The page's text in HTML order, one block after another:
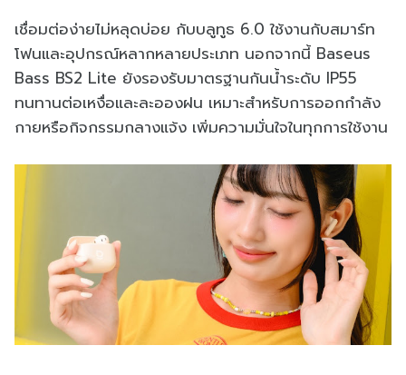
เชื่อมต่อง่ายไม่หลุดบ่อย กับบลูทูธ 6.0 ใช้งานกับสมาร์ท
โฟนและอุปกรณ์หลากหลายประเภท นอกจากนี้ Baseus
Bass BS2 Lite ยังรองรับมาตรฐานกันน้ำระดับ IP55
ทนทานต่อเหงื่อและละอองฝน เหมาะสำหรับการออกกำลัง
กายหรือกิจกรรมกลางแจ้ง เพิ่มความมั่นใจในทุกการใช้งาน